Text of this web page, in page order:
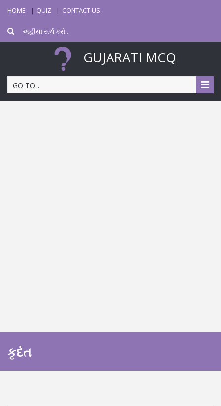
HOME QUIZ CONTACT US
GUJARATI MCQ
GO TO...
કૃદંત